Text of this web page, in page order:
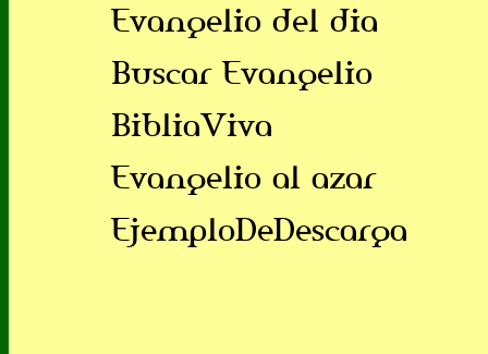
Evangelio del dia
Buscar Evangelio
BibliaViva
Evangelio al azar
EjemploDeDescarga